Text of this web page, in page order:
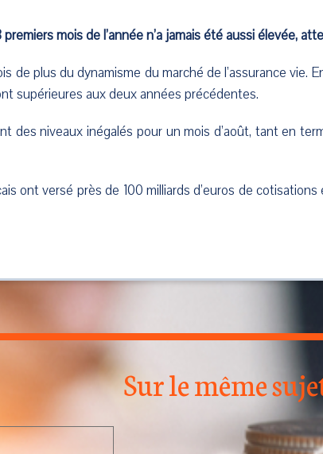
mois de l’année n’a jamais été aussi élevée,
de plus du dynamisme du marché de l’assurance vie.
supérieures aux deux années précédentes.
des niveaux inégalés pour un mois d’août, tant en
ont versé près de 100 milliards d’euros de
Sur le même